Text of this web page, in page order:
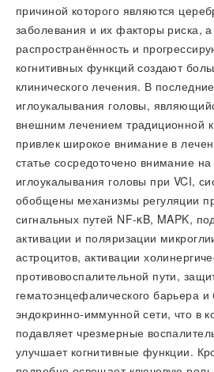
причиной которого являются
заболевания и их факторы риска,
распространённость и
когнитивных функций создают
клинического лечения. В
иглоукалывания головы,
внешним лечением традиционной
привлек широкое внимание в
статье сосредоточено внимание
иглоукалывания головы при VCI,
обобщены механизмы регуляции
сигнальных путей NF-κB, MAPK,
активации и поляризации
астроцитов, активации
противовоспалительной пути,
гематоэнцефалического барьера
эндокринно-иммунной сети, что в
подавляет чрезмерные
улучшает когнитивные функции.